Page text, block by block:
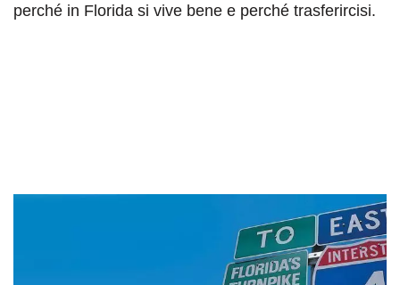
perché in Florida si vive bene e perché trasferircisi.